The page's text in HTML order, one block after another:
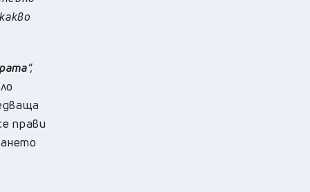
“,
прави